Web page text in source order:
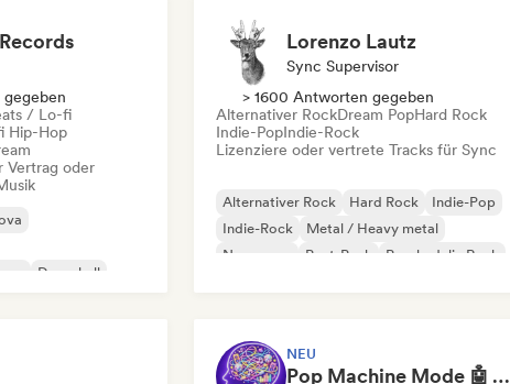
/ Lo-fi
Hip-Hop
Vertrag oder
Dancehall
Lorenzo Lautz
Sync Supervisor
> 1600 Antworten gegeben
Alternativer RockDream PopHard Rock
Indie-PopIndie-Rock
Lizenziere oder vertrete Tracks für Sync
Alternativer Rock Hard Rock
Indie-Pop
Indie-Rock
Metal / Heavy metal
New wave
Post-Punk Psychedelic Rock
NEU
Pop Machine Mode 🤖 AI Music, Indie Pop & Dream Pop